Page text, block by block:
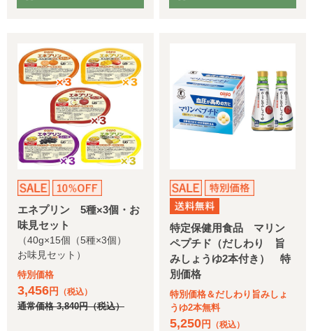
エネプリン 5種×3個・お
味見セット
（40g×15個（5種×3個）
お味見セット）
特別価格
3,456円 （税込）
通常価格3,840円（税込）
特定保健用食品 マリン
ペプチド（だしわり 旨
みしょうゆ2本付き） 特
別価格
特別価格＆だしわり旨みしょ
うゆ2本無料
5,250円 （税込）